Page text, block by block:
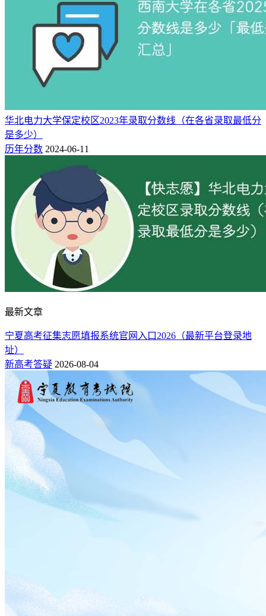
华北电力大学保定校区2023年录取分数线（在各省录取最低分
是多少）
历年分数 2024-06-11
最新文章
宁夏高考征集志愿填报系统官网入口2026（最新平台登录地
址）
新高考答疑 2026-08-04